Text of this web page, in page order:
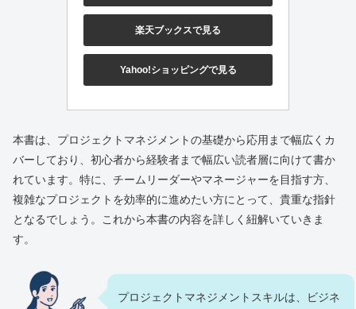
楽天ブックスで見る
Yahoo!ショッピングで見る
本書は、プロジェクトマネジメントの基礎から応用まで幅広くカ
バーしており、初心者から経験者まで幅広い読者層に向けて書か
れています。特に、チームリーダーやマネージャーを目指す方、
複雑なプロジェクトを効率的に進めたい方にとって、貴重な指針
となるでしょう。これから本書の内容を詳しく紐解いていきま
す。
プロジェクトマネジメントスキルは、ビジネ